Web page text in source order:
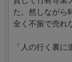
た。然しながら
全く不振で売れ
「人の行く裏に